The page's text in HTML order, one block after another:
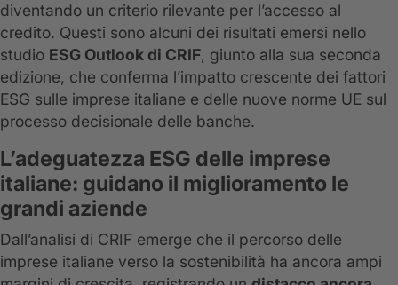
diventando un criterio rilevante per l’accesso al
credito. Questi sono alcuni dei risultati emersi nello
studio ESG Outlook di CRIF, giunto alla sua seconda
edizione, che conferma l’impatto crescente dei fattori
ESG sulle imprese italiane e delle nuove norme UE sul
processo decisionale delle banche.
L’adeguatezza ESG delle imprese
italiane: guidano il miglioramento le
grandi aziende
Dall’analisi di CRIF emerge che il percorso delle
imprese italiane verso la sostenibilità ha ancora ampi